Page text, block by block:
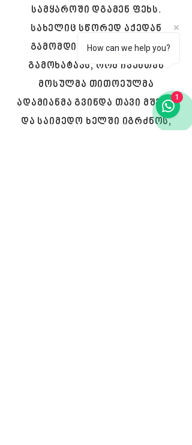
სამყაროში დგამენ ფეხს.
სახელიც სწორედ აქედან
გამომდინარე შეირჩა და
გამოხატავს, რომ ჩვენთან
მოსულმა თითოეულმა
ადამიანმა გვინდა თავი მშვიდ
და საიმედო ხელში იგრძნოს,
How can we help you?
1